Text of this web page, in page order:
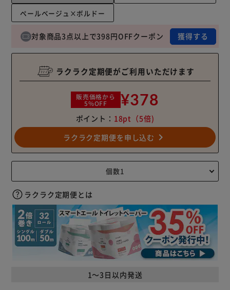
ペールベージュ×ボルドー
1～3日以内発送
対象商品3点以上で398円OFFクーポン 獲得する
ラクラク定期便がご利用いただけます
販売価格から
5%OFF ¥378
ポイント： 18pt （5倍)
ラクラク定期便を申し込む navigate_next
ラクラク定期便とは